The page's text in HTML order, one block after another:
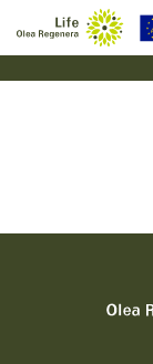
Solicitud